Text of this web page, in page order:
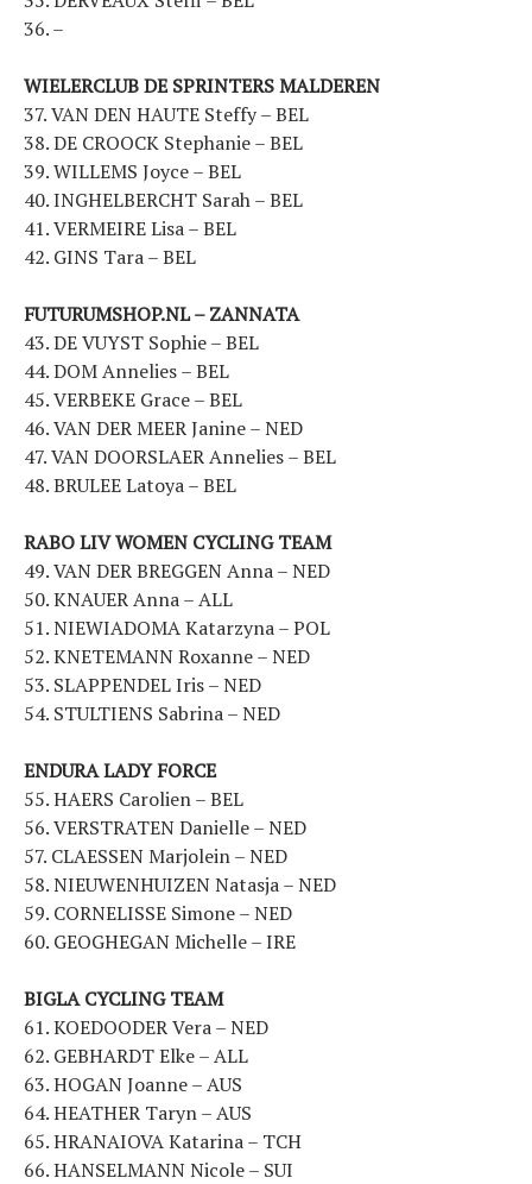
36. –
WIELERCLUB DE SPRINTERS MALDEREN
37. VAN DEN HAUTE Steffy – BEL
38. DE CROOCK Stephanie – BEL
39. WILLEMS Joyce – BEL
40. INGHELBERCHT Sarah – BEL
41. VERMEIRE Lisa – BEL
42. GINS Tara – BEL
FUTURUMSHOP.NL – ZANNATA
43. DE VUYST Sophie – BEL
44. DOM Annelies – BEL
45. VERBEKE Grace – BEL
46. VAN DER MEER Janine – NED
47. VAN DOORSLAER Annelies – BEL
48. BRULEE Latoya – BEL
RABO LIV WOMEN CYCLING TEAM
49. VAN DER BREGGEN Anna – NED
50. KNAUER Anna – ALL
51. NIEWIADOMA Katarzyna – POL
52. KNETEMANN Roxanne – NED
53. SLAPPENDEL Iris – NED
54. STULTIENS Sabrina – NED
ENDURA LADY FORCE
55. HAERS Carolien – BEL
56. VERSTRATEN Danielle – NED
57. CLAESSEN Marjolein – NED
58. NIEUWENHUIZEN Natasja – NED
59. CORNELISSE Simone – NED
60. GEOGHEGAN Michelle – IRE
BIGLA CYCLING TEAM
61. KOEDOODER Vera – NED
62. GEBHARDT Elke – ALL
63. HOGAN Joanne – AUS
64. HEATHER Taryn – AUS
65. HRANAIOVA Katarina – TCH
66. HANSELMANN Nicole – SUI